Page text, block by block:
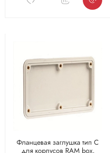
Фланцевая заглушка тип С
для корпусов RAM box,